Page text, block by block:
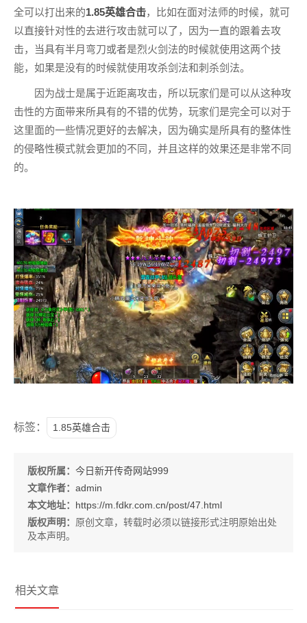
全可以打出来的1.85英雄合击，比如在面对法师的时候，就可
以直接针对性的去进行攻击就可以了，因为一直的跟着去攻
击，当具有半月弯刀或者是烈火剑法的时候就使用这两个技
能，如果是没有的时候就使用攻杀剑法和刺杀剑法。
因为战士是属于近距离攻击，所以玩家们是可以从这种攻
击性的方面带来所具有的不错的优势，玩家们是完全可以对于
这里面的一些情况更好的去解决，因为确实是所具有的整体性
的侵略性模式就会更加的不同，并且这样的效果还是非常不同
的。
标签： 1.85英雄合击
版权所属： 今日新开传奇网站999
文章作者： admin
本文地址： https://m.fdkr.com.cn/post/47.html
版权声明： 原创文章，转载时必须以链接形式注明原始出处
及本声明。
相关文章